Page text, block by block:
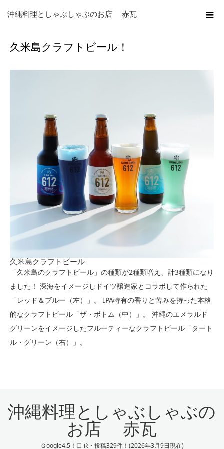
沖縄料理としゃぶしゃぶのお店 赤瓦
ブログ
未分類 久米島クラフトビール！
久米島クラフトビール！
久米島クラフトビール
「久米島のクラフトビール」の種類が2種類増え、計3種類になり
ました！ 深海をイメージしドイツ醸造家とコラボして作られた
「レッド＆ブルー（左）」。 IPA特有の香りと苦みを持った本格
的なクラフトビール「ザ・ボトム（中）」。 沖縄のエメラルド
グリーンをイメージしたフルーティーなクラフトビール「タート
ル・グリーン（右）」。
沖縄料理としゃぶしゃぶの
お店 赤瓦
Ｇoogle4.5！口ｺﾐ・投稿329件！(2026年3月9日現在)